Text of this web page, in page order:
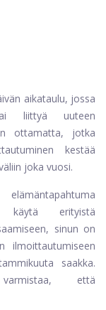
aikataulu, jossa
liittyä uuteen
ottamatta, jotka
kestää
joka vuosi.
erityistä
sinun on
ilmoittautumiseen
saakka.
varmistaa, että